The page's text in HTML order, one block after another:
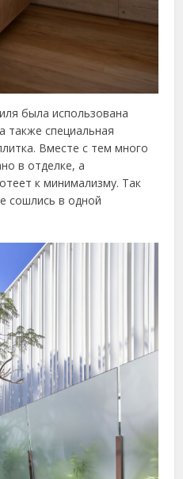
была использована
также специальная
Вместе с тем много
в отделке, а
к минимализму. Так
сошлись в одной